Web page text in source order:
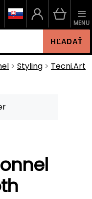
HĽADAŤ
MENU
Styling
Tecni.Art